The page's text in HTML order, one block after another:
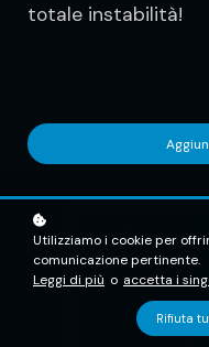
totale instabilità!
Utilizziamo i cookie per
comunicazione pertinente.
Leggi di più o accetta i
Rifiuta